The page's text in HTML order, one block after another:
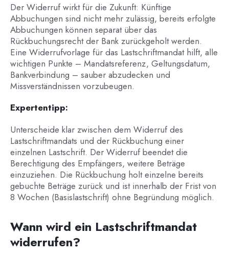
Der Widerruf wirkt für die Zukunft: Künftige
Abbuchungen sind nicht mehr zulässig, bereits erfolgte
Abbuchungen können separat über das
Rückbuchungsrecht der Bank zurückgeholt werden.
Eine Widerrufvorlage für das Lastschriftmandat hilft, alle
wichtigen Punkte – Mandatsreferenz, Geltungsdatum,
Bankverbindung – sauber abzudecken und
Missverständnissen vorzubeugen.
Expertentipp:
Unterscheide klar zwischen dem Widerruf des
Lastschriftmandats und der Rückbuchung einer
einzelnen Lastschrift. Der Widerruf beendet die
Berechtigung des Empfängers, weitere Beträge
einzuziehen. Die Rückbuchung holt einzelne bereits
gebuchte Beträge zurück und ist innerhalb der Frist von
8 Wochen (Basislastschrift) ohne Begründung möglich.
Wann wird ein Lastschriftmandat
widerrufen?